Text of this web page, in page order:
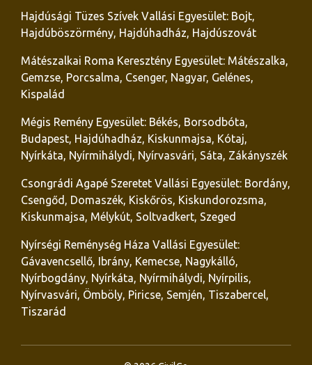
Hajdúsági Tüzes Szívek Vallási Egyesület: Bojt,
Hajdúböszörmény, Hajdúhadház, Hajdúszovát
Mátészalkai Roma Keresztény Egyesület: Mátészalka,
Gemzse, Porcsalma, Csenger, Nagyar, Gelénes,
Kispalád
Mégis Remény Egyesület: Békés, Borsodbóta,
Budapest, Hajdúhadház, Kiskunmajsa, Kótaj,
Nyírkáta, Nyírmihálydi, Nyírvasvári, Sáta, Zákányszék
Csongrádi Agapé Szeretet Vallási Egyesület: Bordány,
Csengőd, Domaszék, Kiskőrös, Kiskundorozsma,
Kiskunmajsa, Mélykút, Soltvadkert, Szeged
Nyírségi Reménység Háza Vallási Egyesület:
Gávavencsellő, Ibrány, Kemecse, Nagykálló,
Nyírbogdány, Nyírkáta, Nyírmihálydi, Nyírpilis,
Nyírvasvári, Ömböly, Piricse, Semjén, Tiszabercel,
Tiszarád